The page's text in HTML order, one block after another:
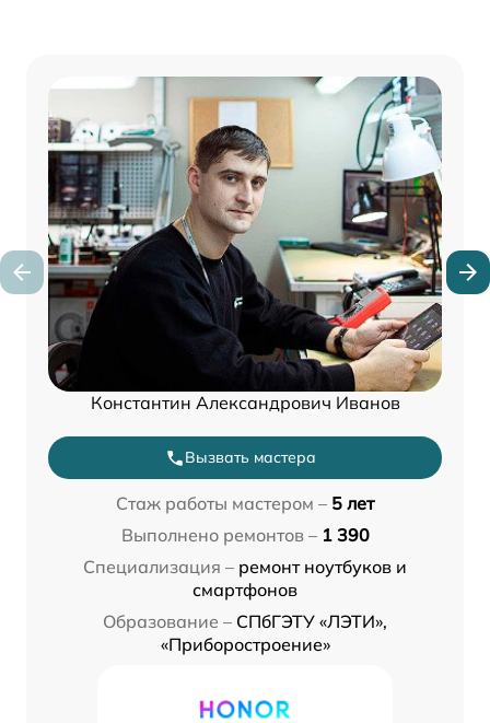
Константин Александрович Иванов
Вызвать мастера
Стаж работы мастером – 5 лет
Выполнено ремонтов – 1 390
Специализация – ремонт ноутбуков и
смартфонов
Образование – СПбГЭТУ «ЛЭТИ»,
«Приборостроение»